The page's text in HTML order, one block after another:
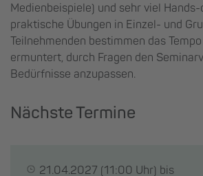
Medienbeispiele) und sehr viel
praktische Übungen in Einzel- und
Teilnehmenden bestimmen das
ermuntert, durch Fragen den
Bedürfnisse anzupassen.
Nächste Termine
21.04.2027 (11:00 Uhr) bis